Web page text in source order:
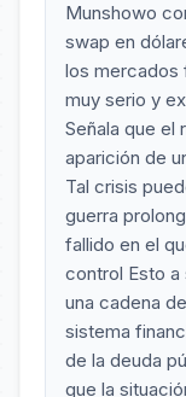
Munshowo
swap en
los mercados
muy serio y
Señala que el
aparición de
Tal crisis
guerra
fallido en el
control Esto
una cadena
sistema
de la deuda
que la